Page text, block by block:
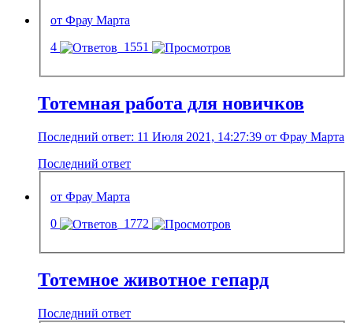
от Фрау Марта
4
1551
Тотемная работа для новичков
Последний ответ: 11 Июля 2021, 14:27:39 от Фрау Марта
Последний ответ
от Фрау Марта
0
1772
Тотемное животное гепард
Последний ответ